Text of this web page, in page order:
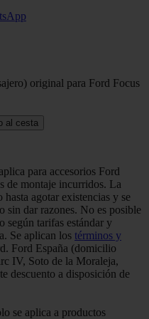
original para Ford Focus
al cesta
para accesorios Ford
de montaje incurridos. La
agotar existencias y se
sin dar razones. No es posible
según tarifas estándar y
Se aplican los términos y
Ford España (domicilio
IV, Soto de la Moraleja,
descuento a disposición de
se aplica a productos